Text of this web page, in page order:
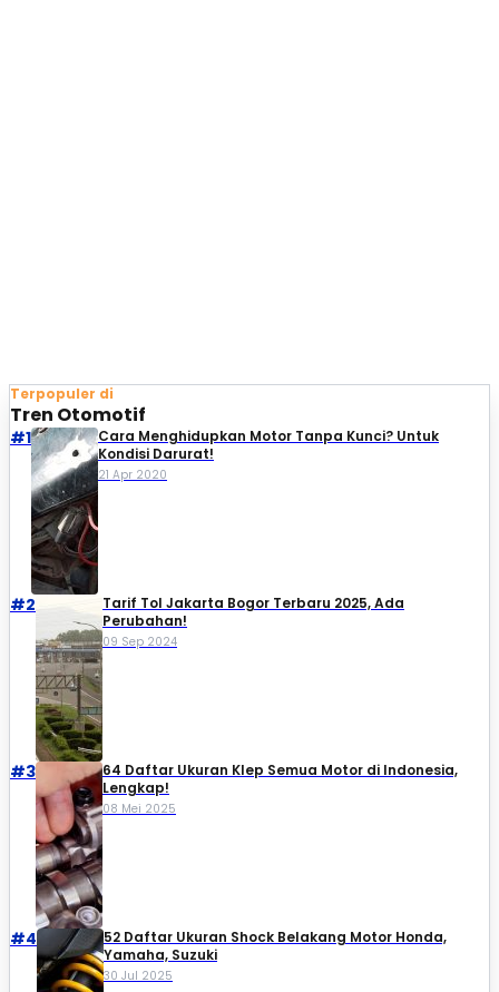
Terpopuler di
Tren Otomotif
#1
Cara Menghidupkan Motor Tanpa Kunci? Untuk
Kondisi Darurat!
21 Apr 2020
#2
Tarif Tol Jakarta Bogor Terbaru 2025, Ada
Perubahan!
09 Sep 2024
#3
64 Daftar Ukuran Klep Semua Motor di Indonesia,
Lengkap!
08 Mei 2025
#4
52 Daftar Ukuran Shock Belakang Motor Honda,
Yamaha, Suzuki​
30 Jul 2025